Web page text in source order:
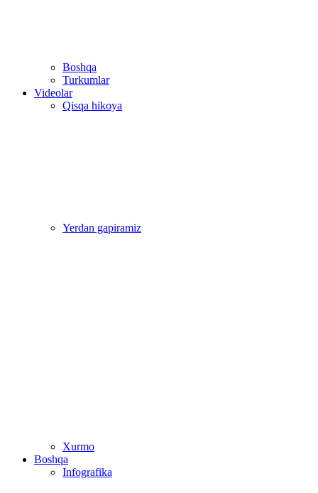
Boshqa
Turkumlar
Videolar
Qisqa hikoya
Yerdan gapiramiz
Xurmo
Boshqa
Infografika